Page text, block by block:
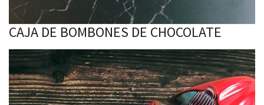
CAJA DE BOMBONES DE CHOCOLATE